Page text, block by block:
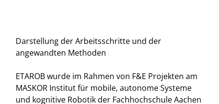
Darstellung der Arbeitsschritte und der
angewandten Methoden
ETAROB wurde im Rahmen von F&E Projekten am
MASKOR Institut für mobile, autonome Systeme
und kognitive Robotik der Fachhochschule Aachen